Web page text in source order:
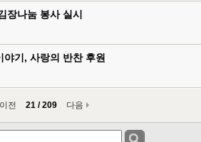
장나눔 봉사 실시
기, 사랑의 반찬 후원
이전 21 / 209 다음